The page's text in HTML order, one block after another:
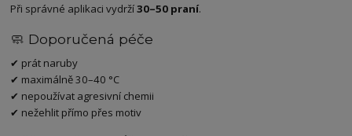
Při správné aplikaci vydrží30–50 praní.
🧼 Doporučená péče
✔ prát naruby
✔ maximálně 30–40 °C
✔ nepoužívat agresivní chemii
✔ nežehlit přímo přes motiv